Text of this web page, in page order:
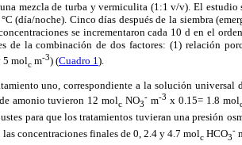
mezcla de turba y vermiculita (1:1 v/v). El estudio
(día/noche). Cinco días después de la siembra
se incrementaron cada 10 d en el
de la combinación de dos factores: (1) relación
5 molc m-3) (Cuadro 1 ).
uno, correspondiente a la solución universal
amonio tuvieron 12 molc NO3
- m-3 x 0.15= 1.8 mol
para que los tratamientos tuvieran una presión
concentraciones finales de 0, 2.4 y 4.7 molc HCO3
-